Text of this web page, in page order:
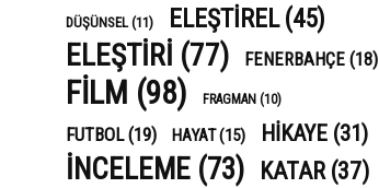
DÜŞÜNSEL(11) ELEŞTIREL(45)
ELEŞTIRI (77) FENERBAHÇE (18)
FILM (98) FRAGMAN (10)
FUTBOL(19) HAYAT(15) HIKAYE (31)
INCELEME (73) KATAR(37)